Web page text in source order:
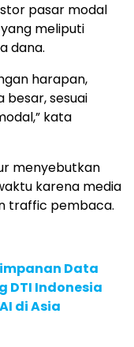
pasar modal
meliputi
dana.
harapan,
sesuai
kata
menyebutkan
karena media
traffic pembaca.
Data
DTI Indonesia
di Asia